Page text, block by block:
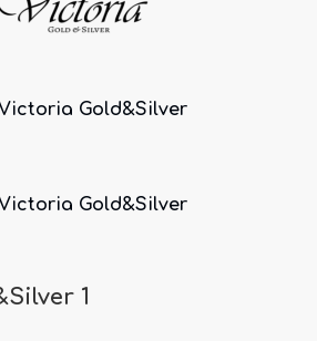
Gold&Silver
Gold&Silver
1